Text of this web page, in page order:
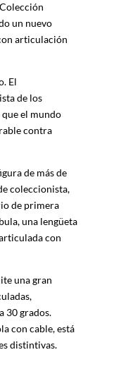
un nuevo
articulación
El
de los
el mundo
contra
de más de
coleccionista,
de primera
una lengüeta
con
una gran
30 grados.
con cable, está
distintivas.